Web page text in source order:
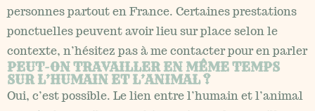
personnes partout en France. Certaines prestations
ponctuelles peuvent avoir lieu sur place selon le
contexte, n’hésitez pas à me contacter pour en parler
PEUT-ON TRAVAILLER EN MÊME TEMPS
SUR L’HUMAIN ET L’ANIMAL ?
Oui, c’est possible. Le lien entre l’humain et l’animal